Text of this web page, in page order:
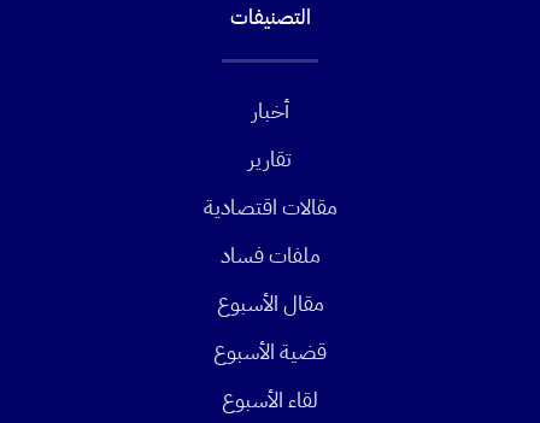
التصنيفات
أخبار
تقارير
مقالات اقتصادية
ملفات فساد
مقال الأسبوع
قضية الأسبوع
لقاء الأسبوع